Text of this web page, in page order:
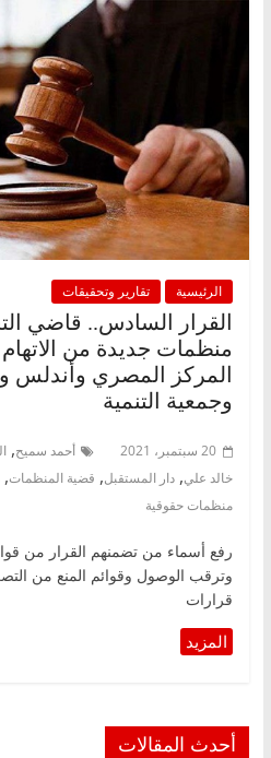
الرئيسية تقارير وتحقيقات
المركز المصري وأندلس
وجمعية التنمية
20 سبتمبر، 2021 أحمد سميح,
خالد علي, دار المستقبل, قضية المنظمات,
منظمات حقوقية
رفع أسماء من تضمنهم القرار من
وترقب الوصول وقوائم المنع من
قرارات
أحدث المقالات